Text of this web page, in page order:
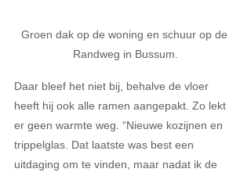
Groen dak op de woning en schuur op de
Randweg in Bussum.
Daar bleef het niet bij, behalve de vloer
heeft hij ook alle ramen aangepakt. Zo lekt
er geen warmte weg. “Nieuwe kozijnen en
trippelglas. Dat laatste was best een
uitdaging om te vinden, maar nadat ik de